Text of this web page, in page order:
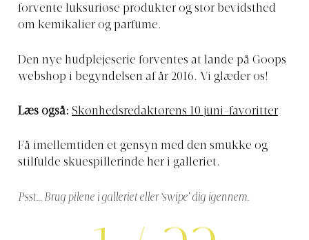
forvente luksuriøse produkter og stor bevidsthed
om kemikalier og parfume.
Den nye hudplejeserie forventes at lande på Goops
webshop i begyndelsen af år 2016. Vi glæder os!
Læs også: Skønhedsredaktørens 10 juni-favoritter
Få imellemtiden et gensyn med den smukke og
stilfulde skuespillerinde her i galleriet.
Psst… Brug pilene i galleriet eller ‘swipe’ dig igennem.